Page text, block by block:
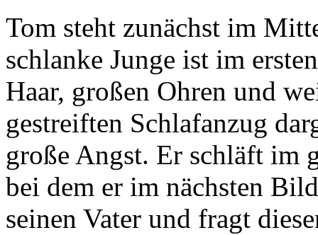
Tom steht zunächst im
schlanke Junge ist im
Haar, großen Ohren und
gestreiften Schlafanzug
große Angst. Er schläft im
bei dem er im nächsten
seinen Vater und fragt